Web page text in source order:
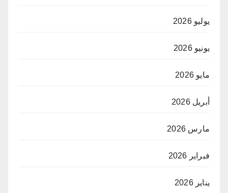
يوليو 2026
يونيو 2026
مايو 2026
أبريل 2026
مارس 2026
فبراير 2026
يناير 2026